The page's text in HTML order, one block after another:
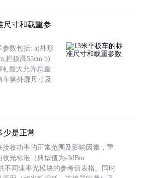
尺寸和载重参
参数包括: a)外形
栏板高55cm b)
,最大允许总重
车辆外廓尺寸及
少是正常
收功率的正常范围及影响因素，重
收光标准（典型值为-3dBm
不同速率光模块的参考值表格。同时